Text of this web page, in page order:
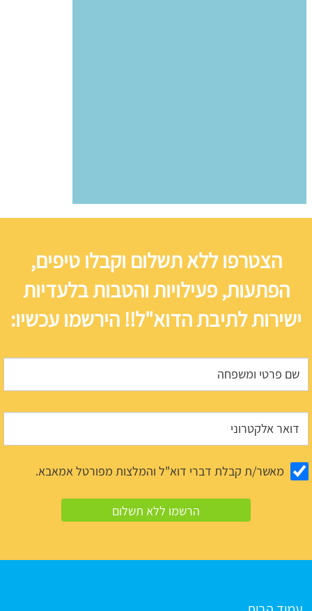
הצטרפו ללא תשלום וקבלו טיפים,
הפתעות, פעילויות והטבות בלעדיות
ישירות לתיבת הדוא"ל!! הירשמו עכשיו:
מאשר/ת קבלת דברי דוא"ל והמלצות מפורטל אמאבא.